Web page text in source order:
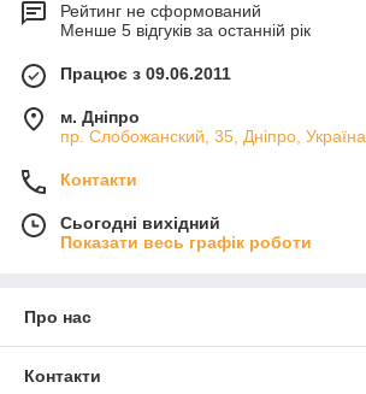
Рейтинг не сформований
Менше 5 відгуків за останній рік
Працює з 09.06.2011
м. Дніпро
пр. Слобожанский, 35, Дніпро, Україна
Контакти
Сьогодні вихідний
Показати весь графік роботи
Про нас
Контакти